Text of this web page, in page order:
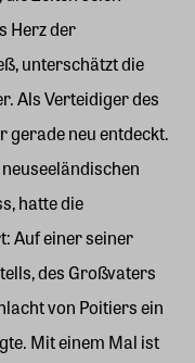
Herz der
unterschätzt die
Als Verteidiger des
neu entdeckt.
hatte die
Auf einer seiner
des Großvaters
von Poitiers ein
Mit einem Mal ist